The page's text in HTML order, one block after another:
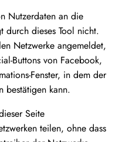
Nutzerdaten an die
durch dieses Tool nicht.
Netzwerke angemeldet,
Buttons von Facebook,
Fenster, in dem der
bestätigen kann.
Seite
teilen, ohne dass